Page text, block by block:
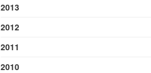
2013
2012
2011
2010